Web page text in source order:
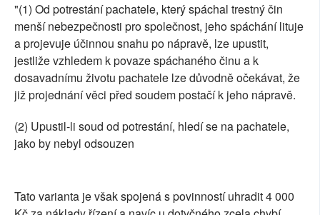
"(1) Od potrestání pachatele, který spáchal trestný čin
menší nebezpečnosti pro společnost, jeho spáchání lituje
a projevuje účinnou snahu po nápravě, lze upustit,
jestliže vzhledem k povaze spáchaného činu a k
dosavadnímu životu pachatele lze důvodně očekávat, že
již projednání věci před soudem postačí k jeho nápravě.
(2) Upustil-li soud od potrestání, hledí se na pachatele,
jako by nebyl odsouzen
Tato varianta je však spojená s povinností uhradit 4 000